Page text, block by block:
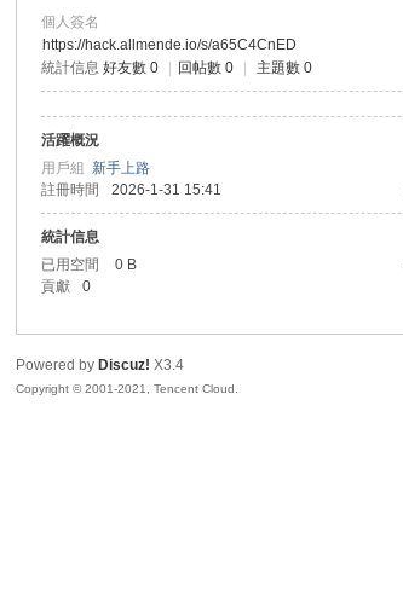
個人簽名
https://hack.allmende.io/s/a65C4CnED
統計信息 好友數 0 回帖數 0 主題數 0
活躍概況
用戶組新手上路
註冊時間
2026-1-31 15:41
統計信息
已用空間
0 B
貢獻
0
Powered by Discuz! X3.4
Copyright © 2001-2021, Tencent Cloud.